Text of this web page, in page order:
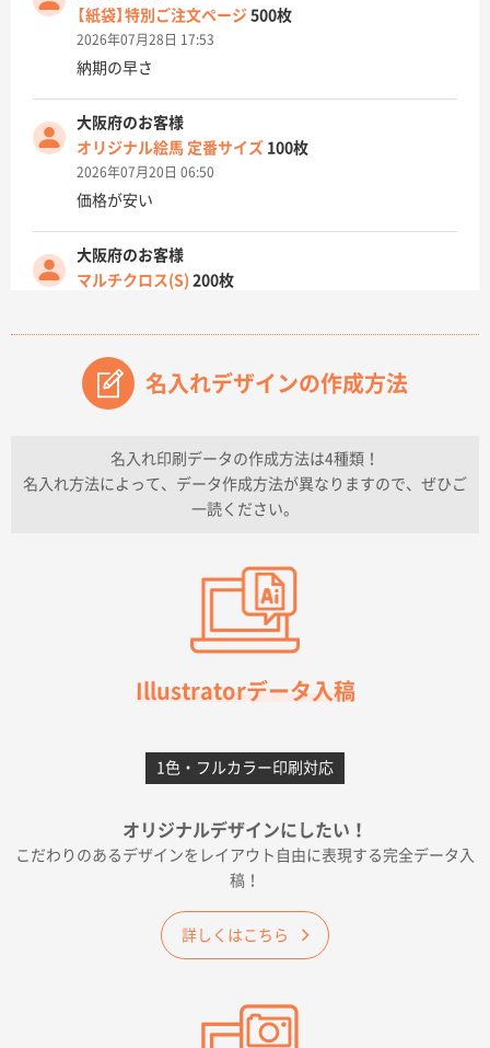
【紙袋】特別ご注文ページ 500枚
2026年07月28日 17:53
納期の早さ
大阪府のお客様
オリジナル絵馬 定番サイズ 100枚
2026年07月20日 06:50
価格が安い
大阪府のお客様
マルチクロス(S) 200枚
原稿データ流用が可能で価格が妥当なこと
兵庫県のお客様
チケットホルダー ダブルポケット
上記のとおりです。
柳さんの対応が素晴らしかった。
フレキソレジ袋 Uバッグ 35号
5000枚
2026年06月28日 15:14
千葉県A社様
2026年06月19日 09:41
価格 大丈夫そうな会社に見えた
大阪府のお客様
A4フルカラークリアファイル1000枚
名入れデザインの作成方法
名入れ印刷データの作成方法は4種類！
名入れ方法によって、データ作成方法が異なりますので、ぜひご
一読ください。
Illustratorデータ入稿
1色・フルカラー印刷対応
オリジナルデザインにしたい！
こだわりのあるデザインをレイアウト自由に表現する完全データ入
稿！
詳しくはこちら